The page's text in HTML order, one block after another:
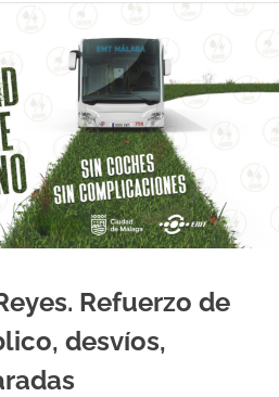
Refuerzo de
desvíos,